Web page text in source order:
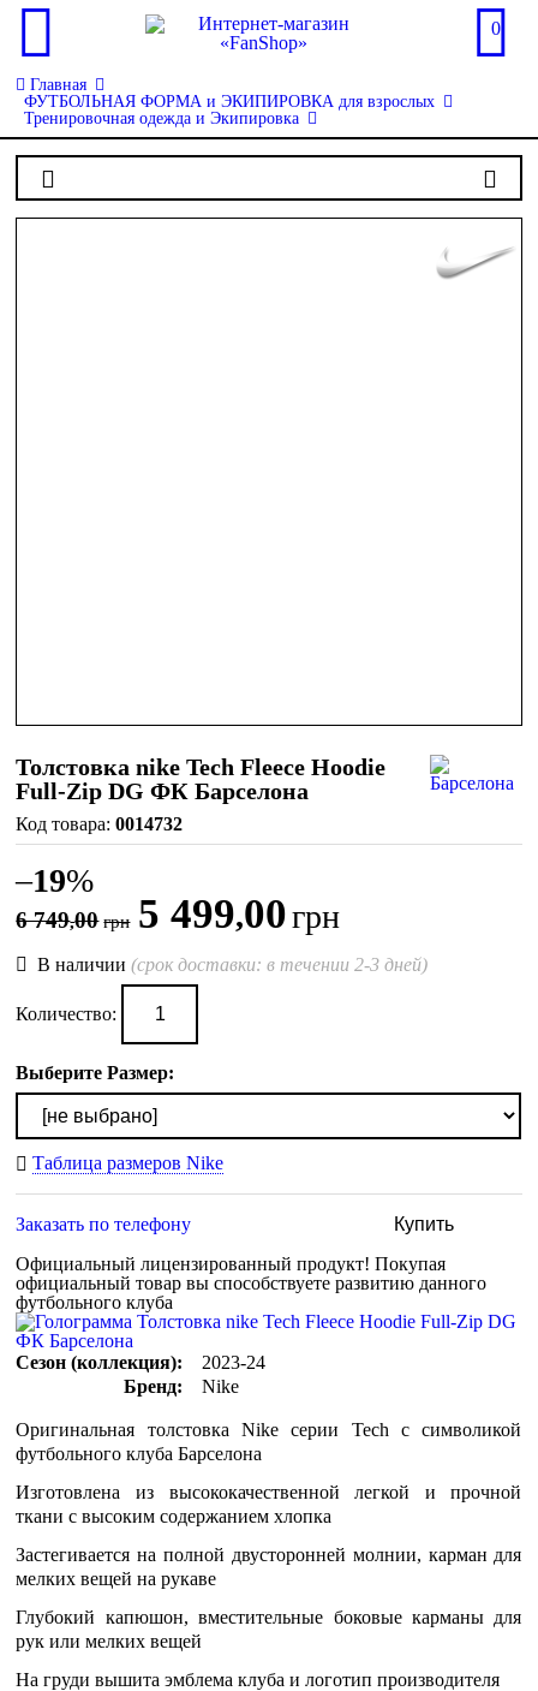
0
Главная
ФУТБОЛЬНАЯ ФОРМА и ЭКИПИРОВКА для взрослых
Тренировочная одежда и Экипировка
Толстовка nike Tech Fleece Hoodie
Full-Zip DG ФК Барселона
0014732
–19%
6 749,00 грн 5 499,00грн
В наличии(срок доставки: в течении 2-3 дней)
Количество:
Выберите Размер:
Таблица размеров Nike
Заказать по телефону
Купить
Официальный лицензированный продукт!Покупая
официальный товар вы способствуете развитию данного
футбольного клуба
Сезон (коллекция):
2023-24
Бренд:
Nike
Оригинальная толстовка Nike серии Tech с символикой
футбольного клуба Барселона
Изготовлена из высококачественной легкой и прочной
ткани с высоким содержанием хлопка
Застегивается на полной двусторонней молнии, карман для
мелких вещей на рукаве
Глубокий капюшон, вместительные боковые карманы для
рук или мелких вещей
На груди вышита эмблема клуба и логотип производителя